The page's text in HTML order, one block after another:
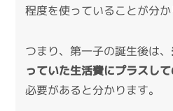
程度を使っていることが分か
つまり、第一子の誕生後は、
っていた生活費にプラスし
必要があると分かります。